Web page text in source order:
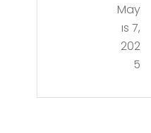
Sta
r
200
May
ıs 7,
202
5